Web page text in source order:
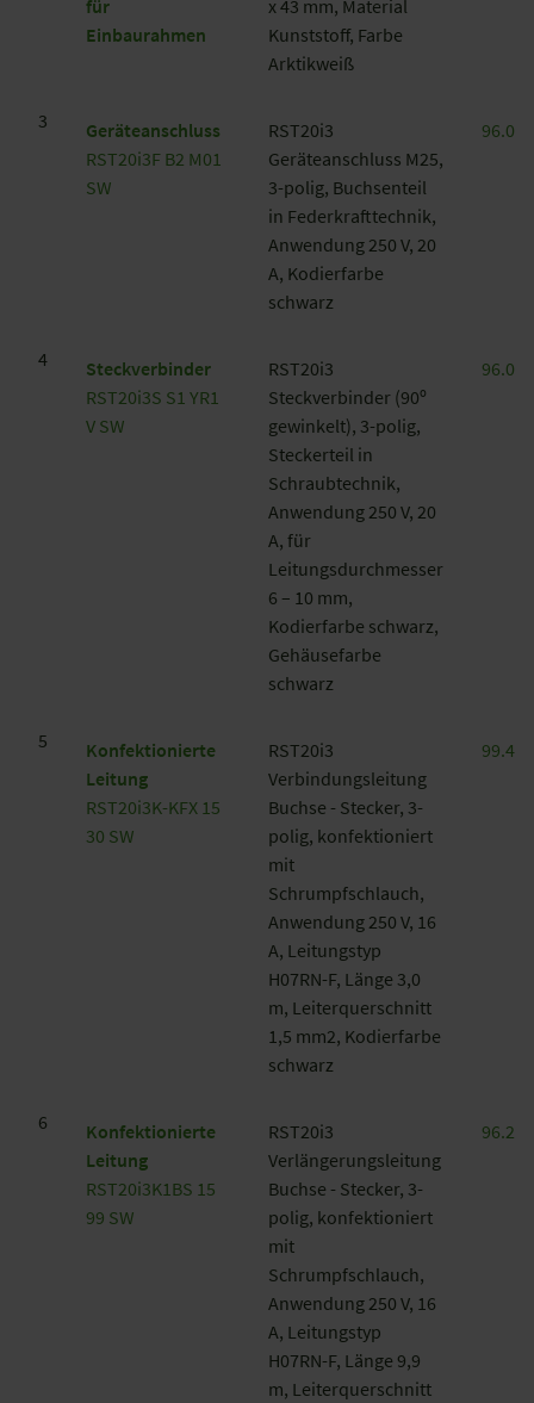
für
Einbaurahmen
x 43 mm, Material
Kunststoff, Farbe
Arktikweiß
3
Geräteanschluss
RST20i3F B2 M01
SW
RST20i3
Geräteanschluss M25,
3-polig, Buchsenteil
in Federkrafttechnik,
Anwendung 250 V, 20
A, Kodierfarbe
schwarz
4
Steckverbinder
RST20i3S S1 YR1
V SW
RST20i3
Steckverbinder (90ᵒ
gewinkelt), 3-polig,
Steckerteil in
Schraubtechnik,
Anwendung 250 V, 20
A, für
Leitungsdurchmesser
6 – 10 mm,
Kodierfarbe schwarz,
Gehäusefarbe
schwarz
5
Konfektionierte
Leitung
RST20i3K-KFX 15
30 SW
RST20i3
Verbindungsleitung
Buchse - Stecker, 3-
polig, konfektioniert
mit
Schrumpfschlauch,
Anwendung 250 V, 16
A, Leitungstyp
H07RN-F, Länge 3,0
m, Leiterquerschnitt
1,5 mm2, Kodierfarbe
schwarz
6
Konfektionierte
Leitung
RST20i3K1BS 15
99 SW
RST20i3
Verlängerungsleitung
Buchse - Stecker, 3-
polig, konfektioniert
mit
Schrumpfschlauch,
Anwendung 250 V, 16
A, Leitungstyp
H07RN-F, Länge 9,9
m, Leiterquerschnitt